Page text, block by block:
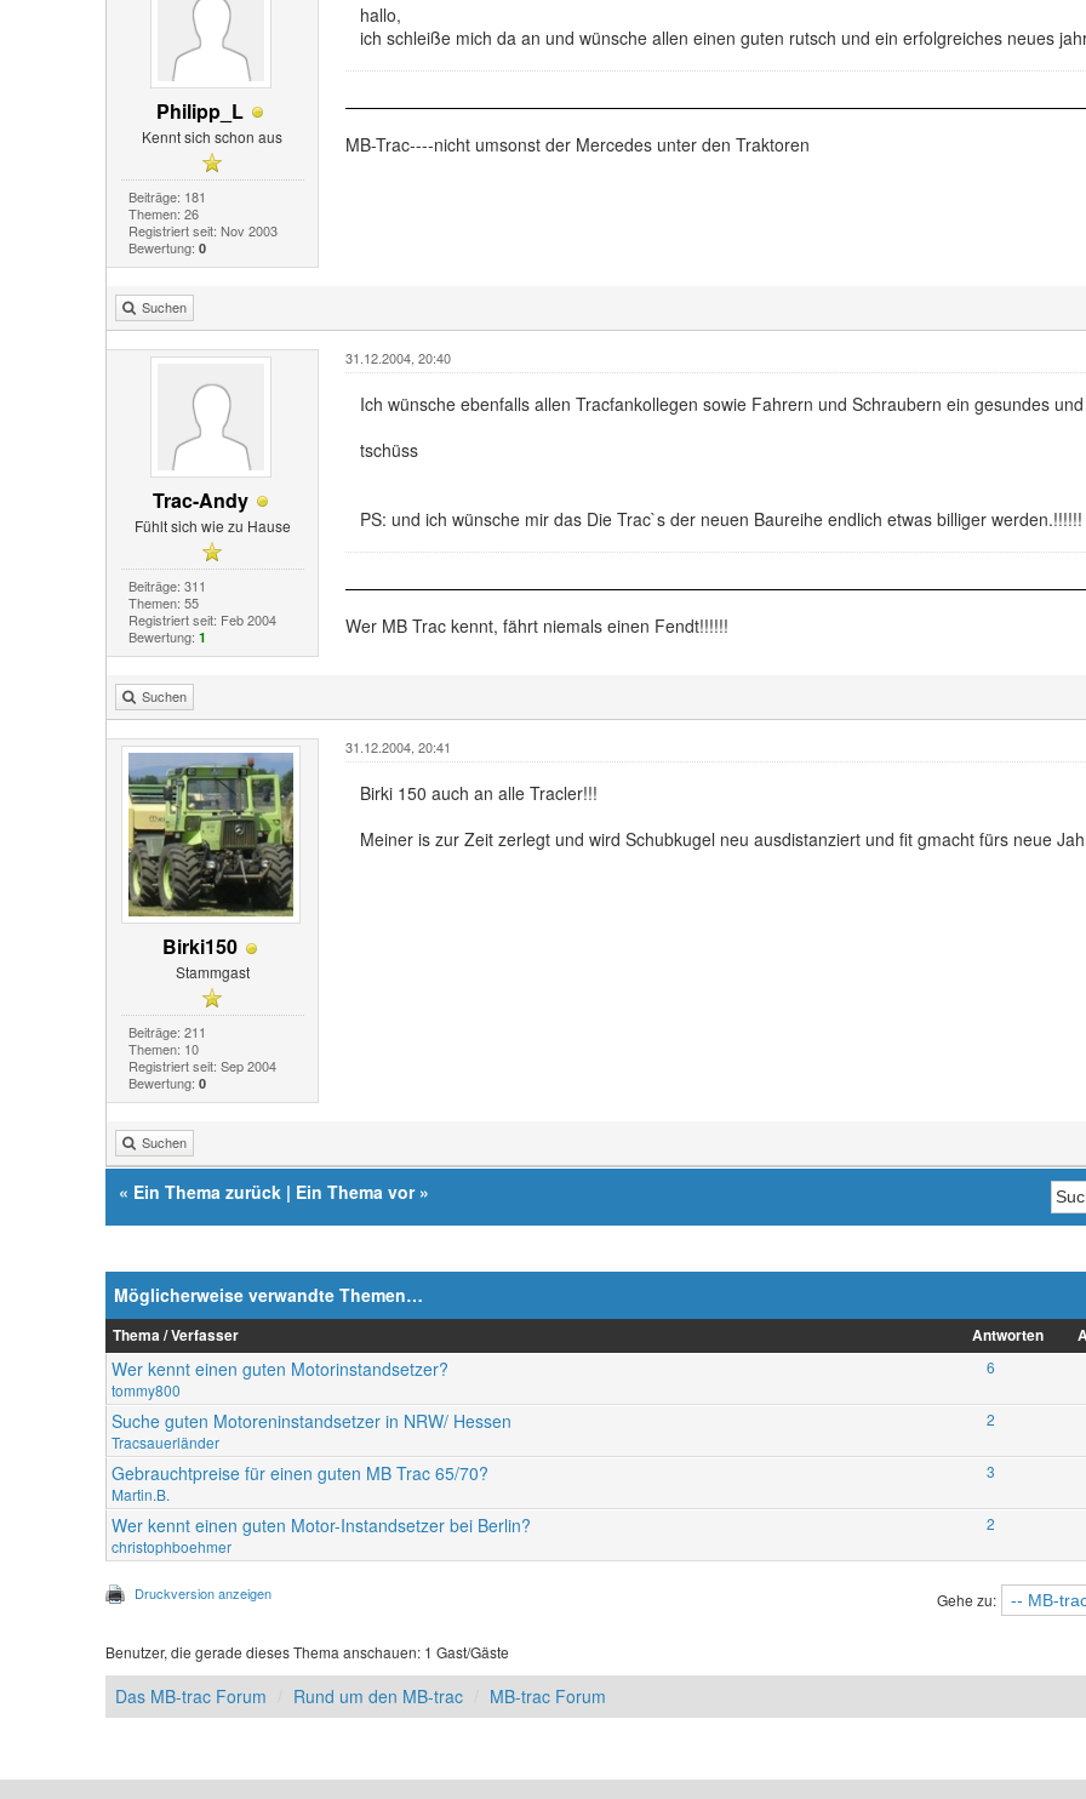
Philipp_L
Kennt sich schon aus
Beiträge: 181
Themen: 26
Registriert seit: Nov 2003
Bewertung: 0
hallo,
ich schleiße mich da an und wünsche allen einen guten rutsch und ein erfolgreiches neues
MB-Trac----nicht umsonst der Mercedes unter den Traktoren
Suchen
Trac-Andy
Fühlt sich wie zu Hause
Beiträge: 311
Themen: 55
Registriert seit: Feb 2004
Bewertung: 1
31.12.2004, 20:40
Ich wünsche ebenfalls allen Tracfankollegen sowie Fahrern und Schraubern ein gesundes
tschüss
PS: und ich wünsche mir das Die Trac`s der neuen Baureihe endlich etwas billiger werden.!!!!!!
Wer MB Trac kennt, fährt niemals einen Fendt!!!!!!
Suchen
Birki150
Stammgast
Beiträge: 211
Themen: 10
Registriert seit: Sep 2004
Bewertung: 0
31.12.2004, 20:41
Birki 150 auch an alle Tracler!!!
Meiner is zur Zeit zerlegt und wird Schubkugel neu ausdistanziert und fit gmacht fürs neue
Suchen
« Ein Thema zurück | Ein Thema vor»
Möglicherweise verwandte Themen…
Thema / Verfasser Antworten
Wer kennt einen guten Motorinstandsetzer?
tommy800
6
Suche guten Motoreninstandsetzer in NRW/ Hessen
Tracsauerländer
2
Gebrauchtpreise für einen guten MB Trac 65/70?
Martin.B.
3
Wer kennt einen guten Motor-Instandsetzer bei Berlin?
christophboehmer
2
Druckversion anzeigen Gehe zu:
Benutzer, die gerade dieses Thema anschauen: 1 Gast/Gäste
Das MB-trac Forum Rund um den MB-trac MB-trac Forum